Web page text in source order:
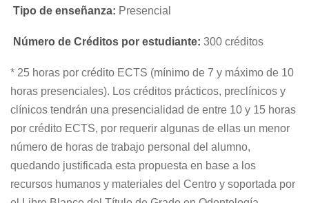
Tipo de enseñanza: Presencial
Número de Créditos por estudiante: 300 créditos
* 25 horas por crédito ECTS (mínimo de 7 y máximo de 10
horas presenciales). Los créditos prácticos, preclínicos y
clínicos tendrán una presencialidad de entre 10 y 15 horas
por crédito ECTS, por requerir algunas de ellas un menor
número de horas de trabajo personal del alumno,
quedando justificada esta propuesta en base a los
recursos humanos y materiales del Centro y soportada por